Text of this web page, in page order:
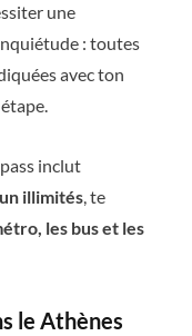
une
: toutes
avec ton
pass inclut
illimités, te
les bus et les
le Athènes